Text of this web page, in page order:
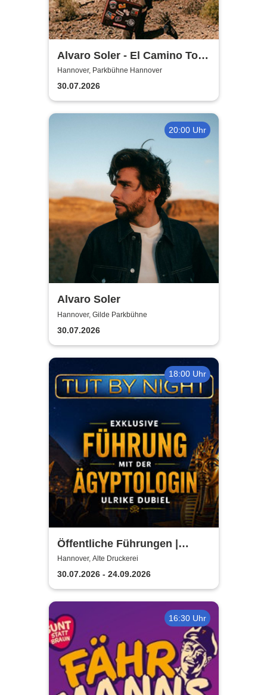
Alvaro Soler - El Camino Tour
2026
Hannover, Parkbühne Hannover
30.07.2026
20:00 Uhr
Alvaro Soler
Hannover, Gilde Parkbühne
30.07.2026
18:00 Uhr
Öffentliche Führungen |
TUTANCHAMUN | Hannover -
Ein Immersives Abenteuer
Hannover, Alte Druckerei
30.07.2026 - 24.09.2026
16:30 Uhr